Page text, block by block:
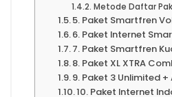
Metode Daftar
5. Paket Smartfren
6. Paket Internet
7. Paket Smartfren
8. Paket XL XTRA
9. Paket 3 Unlimited +
10. Paket Internet